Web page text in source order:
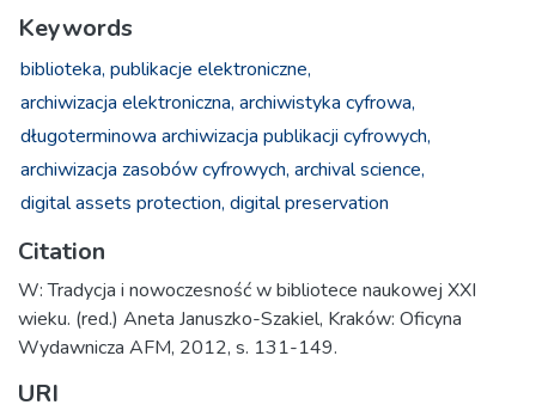
Keywords
biblioteka, publikacje elektroniczne,
archiwizacja elektroniczna, archiwistyka cyfrowa,
długoterminowa archiwizacja publikacji cyfrowych,
archiwizacja zasobów cyfrowych, archival science,
digital assets protection, digital preservation
Citation
W: Tradycja i nowoczesność w bibliotece naukowej XXI
wieku. (red.) Aneta Januszko-Szakiel, Kraków: Oficyna
Wydawnicza AFM, 2012, s. 131-149.
URI